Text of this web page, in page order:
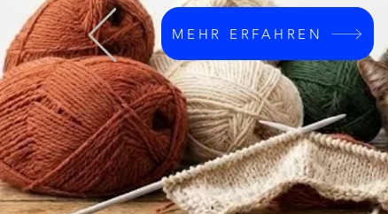
MEHR ERFAHREN